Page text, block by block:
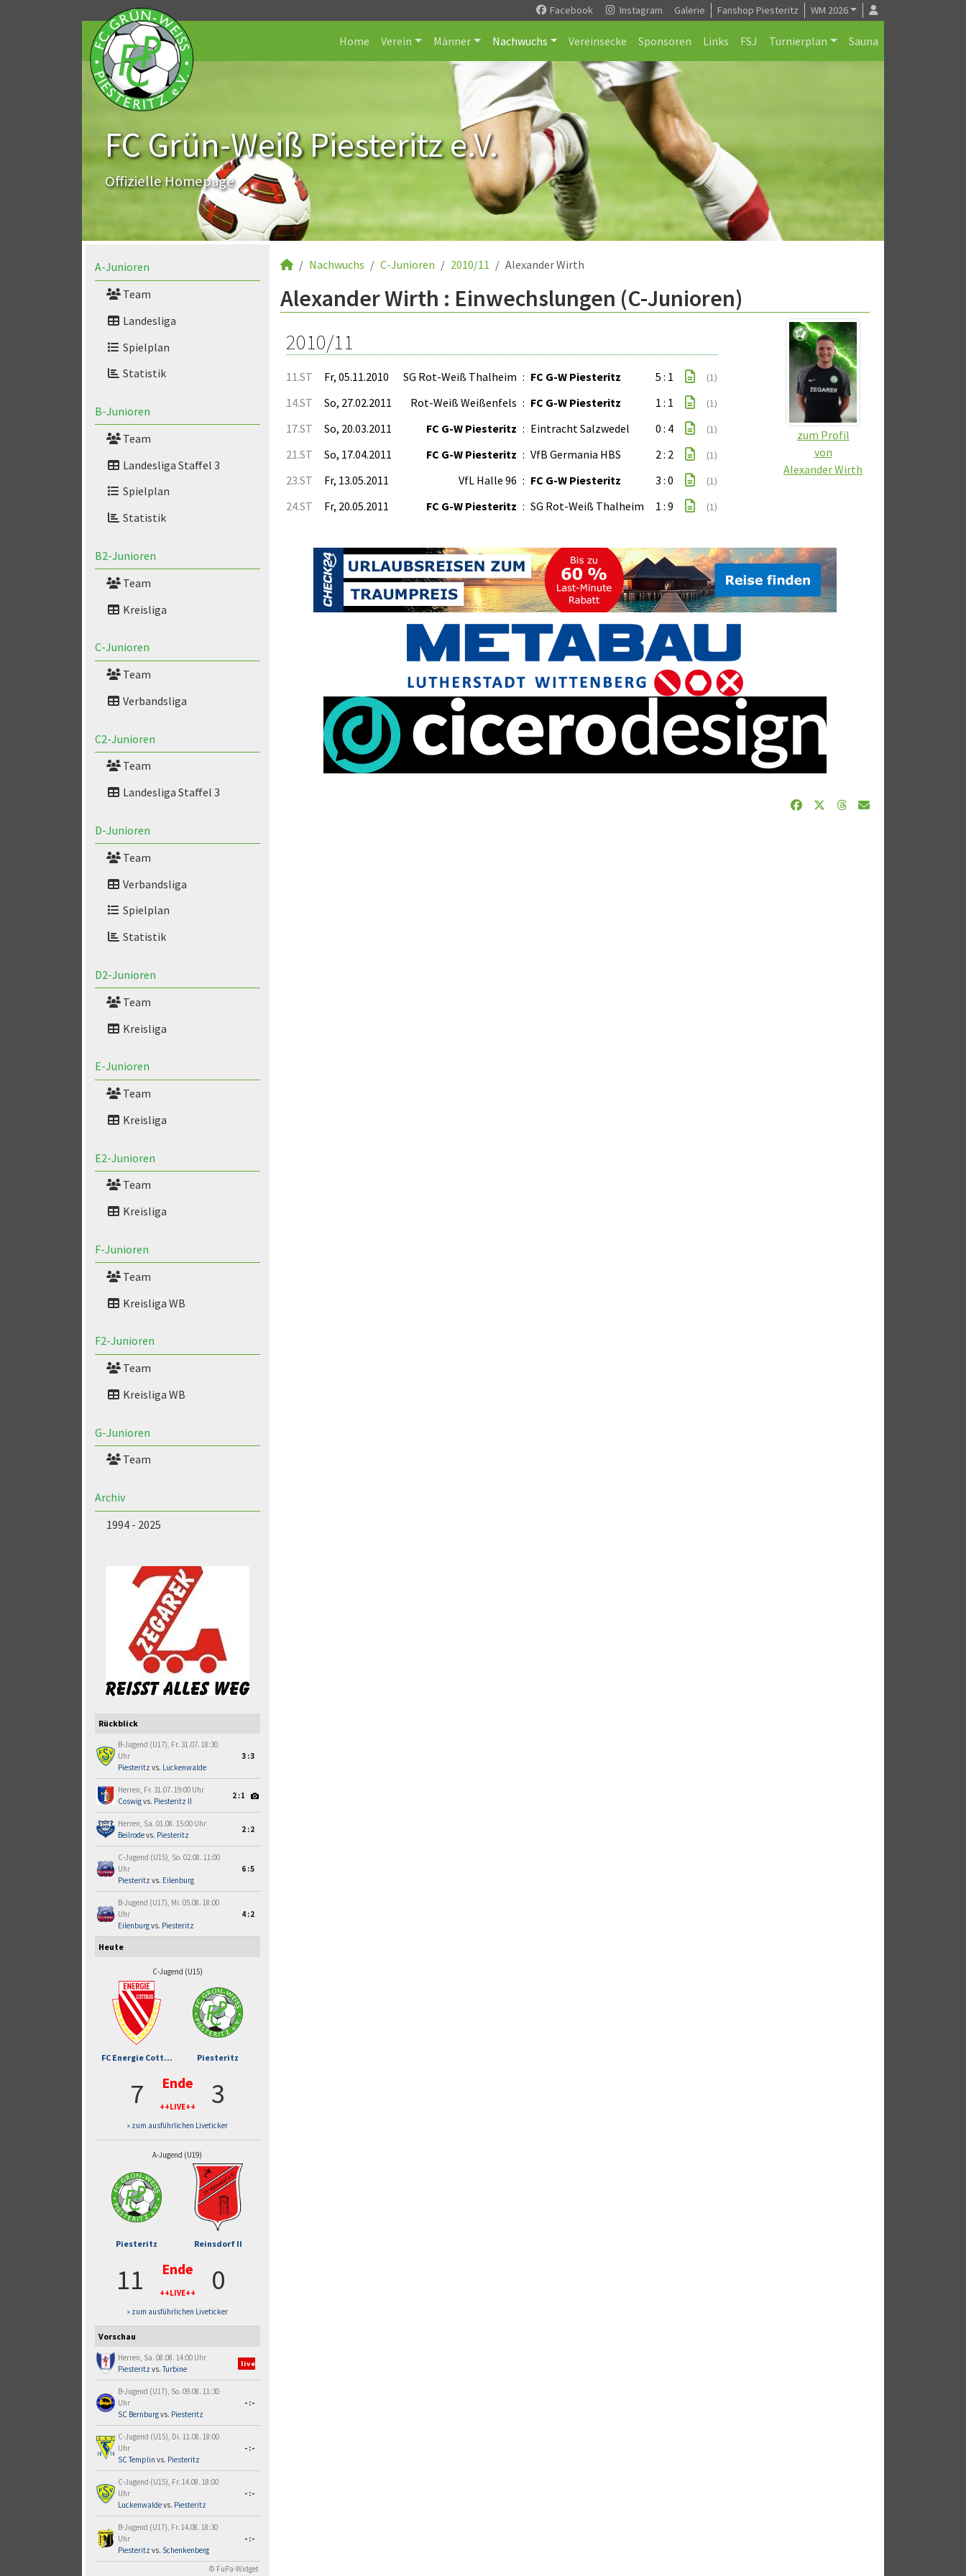
Facebook Instagram Galerie Fanshop Piesteritz WM 2026
Home Verein Männer Nachwuchs Vereinsecke Sponsoren Links FSJ Turnierplan Sauna
FC Grün-Weiß Piesteritz e.V.
Offizielle Homepage
A-Junioren
Team
Landesliga
Spielplan
Statistik
B-Junioren
Team
Landesliga Staffel 3
Spielplan
Statistik
B2-Junioren
Team
Kreisliga
C-Junioren
Team
Verbandsliga
C2-Junioren
Team
Landesliga Staffel 3
D-Junioren
Team
Verbandsliga
Spielplan
Statistik
D2-Junioren
Team
Kreisliga
E-Junioren
Team
Kreisliga
E2-Junioren
Team
Kreisliga
F-Junioren
Team
Kreisliga WB
F2-Junioren
Team
Kreisliga WB
G-Junioren
Team
Archiv
1994 - 2025
Rückblick
B-Jugend (U17), Fr. 31.07. 18:30
Uhr
Piesteritz vs. Luckenwalde
3:3
Herren, Fr. 31.07. 19:00 Uhr
Coswigvs. Piesteritz II
2:1
Herren, Sa. 01.08. 15:00 Uhr
Beilrodevs. Piesteritz
2:2
C-Jugend (U15), So. 02.08. 11:00
Uhr
Piesteritz vs. Eilenburg
6:5
B-Jugend (U17), Mi. 05.08. 18:00
Uhr
Eilenburgvs. Piesteritz
4:2
Heute
C-Jugend (U15)
FC Energie Cott... Piesteritz
7 Ende
++LIVE++ 3
» zum ausführlichen Liveticker
A-Jugend (U19)
Piesteritz Reinsdorf II
11 Ende
++LIVE++ 0
» zum ausführlichen Liveticker
Vorschau
Herren, Sa. 08.08. 14:00 Uhr
Piesteritz vs.Turbine
live
B-Jugend (U17), So. 09.08. 11:30
Uhr
SC Bernburgvs. Piesteritz
-:-
C-Jugend (U15), Di. 11.08. 18:00
Uhr
SC Templin vs. Piesteritz
-:-
C-Jugend (U15), Fr. 14.08. 18:00
Uhr
Luckenwaldevs. Piesteritz
-:-
B-Jugend (U17), Fr. 14.08. 18:30
Uhr
Piesteritz vs. Schenkenberg
-:-
© FuPa-Widget
Nachwuchs C-Junioren 2010/11 Alexander Wirth
Alexander Wirth : Einwechslungen (C-Junioren)
zum Profil
von
Alexander Wirth
2010/11
11.ST Fr, 05.11.2010 SG Rot-Weiß Thalheim : FC G-W Piesteritz 5 : 1 (1)
14.ST So, 27.02.2011 Rot-Weiß Weißenfels : FC G-W Piesteritz 1 : 1 (1)
17.ST So, 20.03.2011 FC G-W Piesteritz : Eintracht Salzwedel 0 : 4 (1)
21.ST So, 17.04.2011 FC G-W Piesteritz : VfB Germania HBS 2 : 2 (1)
23.ST Fr, 13.05.2011 VfL Halle 96 : FC G-W Piesteritz 3 : 0 (1)
24.ST Fr, 20.05.2011 FC G-W Piesteritz : SG Rot-Weiß Thalheim 1 : 9 (1)